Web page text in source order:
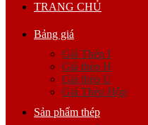
TRANG CHỦ
Bảng giá
Giá Thép I
Giá thép H
Giá thép U
Giá Thép Hộp
Sản phẩm thép